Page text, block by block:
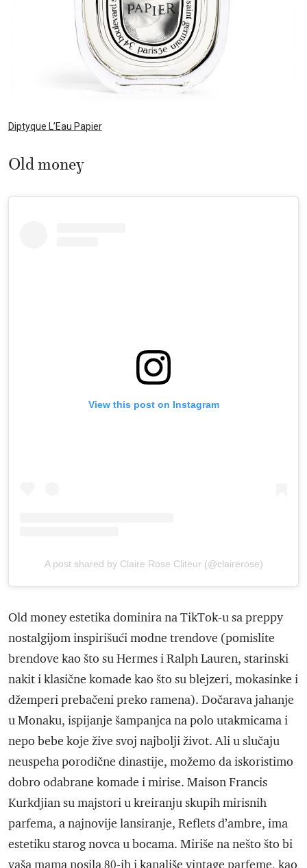
Diptyque L’Eau Papier
Old money
View this post on Instagram
A post shared by Claire Rose Cliteur (@clairerose)
Old money estetika dominira na TikTok-u sa preppy
nostalgijom inspirišući modne trendove (pomislite
brendove kao što su Hermes i Ralph Lauren, starinski
nakit i klasične komade kao što su blejzeri, mokasinke i
džemperi prebačeni preko ramena). Dočarava jahanje
u Monaku, ispijanje šampanjca na polo utakmicama i
nepo bebe koje žive svoj najbolji život. Ali u slučaju
neuspeha porodične dinastije, možemo da iskoristimo
dobro odabrane komade i mirise. Maison Francis
Kurkdjian su majstori u kreiranju skupih mirisnih
parfema, a najnovije lansiranje, Reflets d’ambre, ima
estetiku starog novca u bocama. Miriše na nešto što bi
vaša mama nosila 80-ih i kanališe vintage parfeme, kao